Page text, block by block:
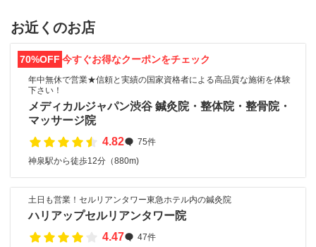
お近くのお店
70%OFF 今すぐお得なクーポンをチェック
年中無休で営業★信頼と実績の国家資格者による高品質な施術を体験
下さい！
メディカルジャパン渋谷 鍼灸院・整体院・整骨院・
マッサージ院
4.82
75件
神泉駅から徒歩12分（880m)
土日も営業！セルリアンタワー東急ホテル内の鍼灸院
ハリアップセルリアンタワー院
4.47
47件